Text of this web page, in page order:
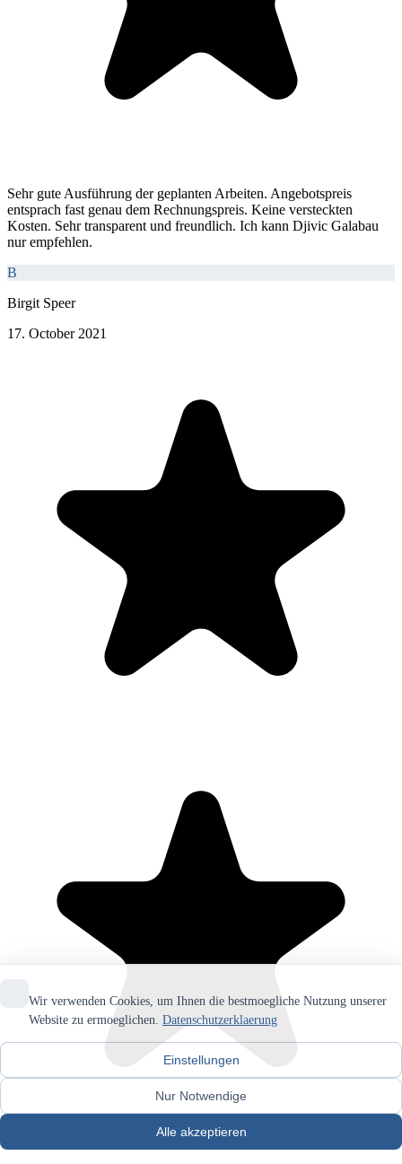
Sehr gute Ausführung der geplanten Arbeiten. Angebotspreis
entsprach fast genau dem Rechnungspreis. Keine versteckten
Kosten. Sehr transparent und freundlich. Ich kann Djivic Galabau
nur empfehlen.
B
Birgit Speer
17. October 2021
Wir verwenden Cookies, um Ihnen die bestmoegliche Nutzung unserer
Website zu ermoeglichen. Datenschutzerklaerung
Einstellungen
Nur Notwendige
Alle akzeptieren